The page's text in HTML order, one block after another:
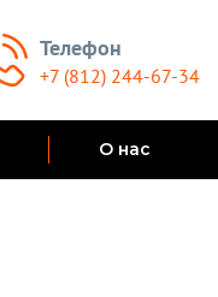
Телефон
+7 (812) 244-67-34
О нас